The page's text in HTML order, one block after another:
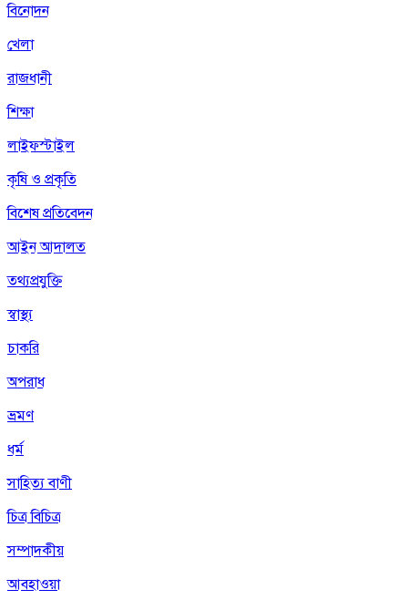
বিনোদন
খেলা
রাজধানী
শিক্ষা
লাইফস্টাইল
কৃষি ও প্রকৃতি
বিশেষ প্রতিবেদন
আইন আদালত
তথ্যপ্রযুক্তি
স্বাস্থ্য
চাকরি
অপরাধ
ভ্রমণ
ধর্ম
সাহিত্য বাণী
চিত্র বিচিত্র
সম্পাদকীয়
আবহাওয়া